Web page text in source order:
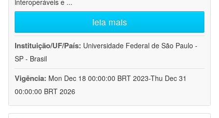
interoperáveis e ...
leia mais
Instituição/UF/País: Universidade Federal de São Paulo -
SP - Brasil
Vigência: Mon Dec 18 00:00:00 BRT 2023-Thu Dec 31
00:00:00 BRT 2026